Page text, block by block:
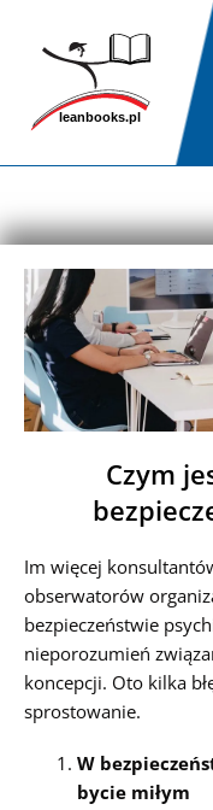
Czym
Im więcej
obserwatorów
bezpieczeństwie
nieporozumień
koncepcji. Oto kilka
sprostowanie.
W
bycie miłym